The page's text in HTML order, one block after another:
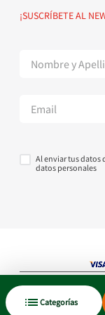
Categorías
Suscribete al
¡SUSCRÍBETE AL
Al enviar tus datos
datos personales
Copyright © 2023 JEN